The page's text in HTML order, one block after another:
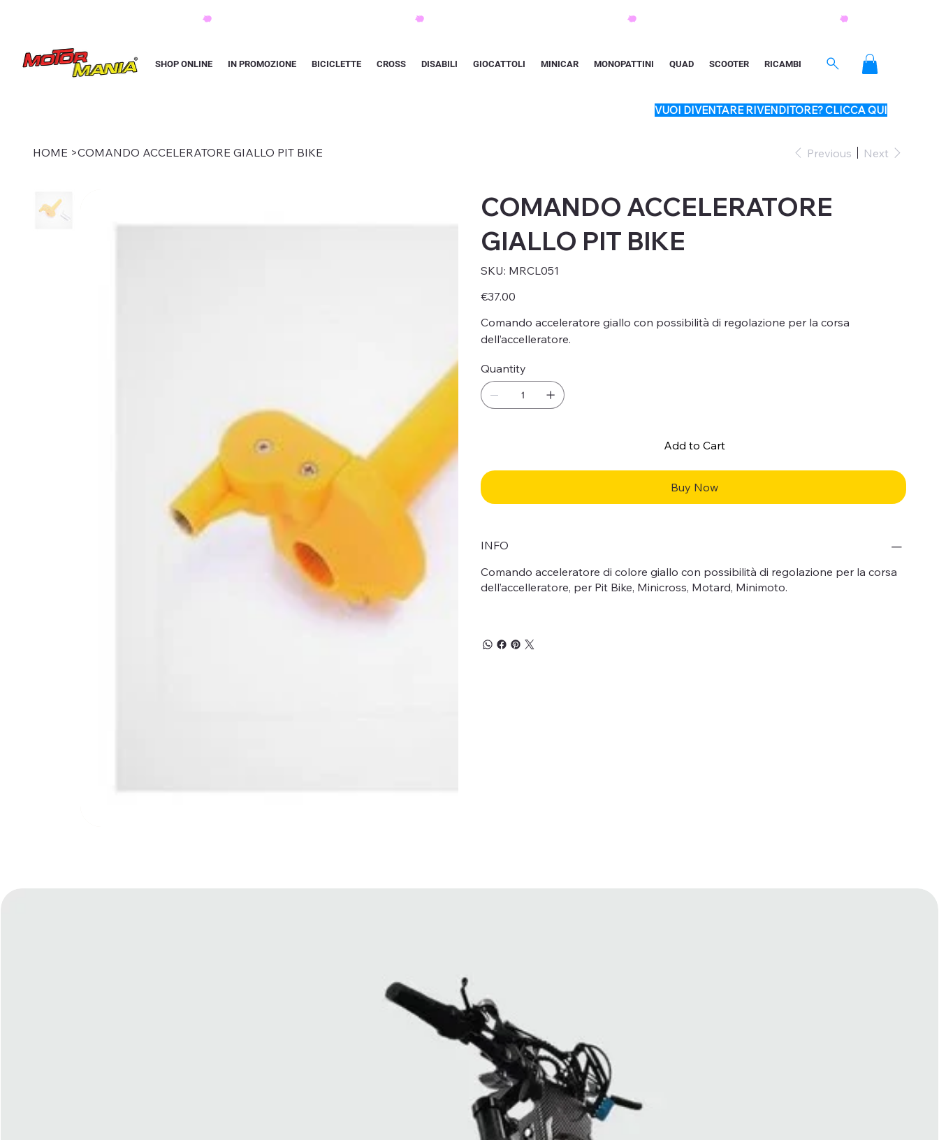
SHOP ONLINE IN PROMOZIONE BICICLETTE CROSS DISABILI GIOCATTOLI MINICAR MONOPATTINI QUAD SCOOTER RICAMBI
VUOI DIVENTARE RIVENDITORE? CLICCA QUI
HOME >COMANDO ACCELERATORE GIALLO PIT BIKE Previous Next
COMANDO ACCELERATORE
GIALLO PIT BIKE
SKU: SKU
MRCL051
MRCL051
Price
€37.00
Comando acceleratore giallo con possibilità di regolazione per la corsa
dell’accelleratore.
Quantity
Add to Cart
Buy Now
INFO
Comando acceleratore di colore giallo con possibilità di regolazione per la corsa
dell’accelleratore, per Pit Bike, Minicross, Motard, Minimoto.